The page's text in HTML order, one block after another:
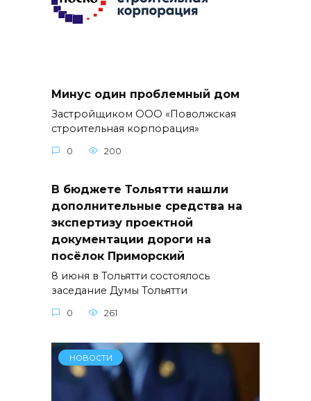
Минус один проблемный дом
Застройщиком ООО «Поволжская
строительная корпорация»
0 200
В бюджете Тольятти нашли
дополнительные средства на
экспертизу проектной
документации дороги на
посёлок Приморский
8 июня в Тольятти состоялось
заседание Думы Тольятти
0 261
НОВОСТИ